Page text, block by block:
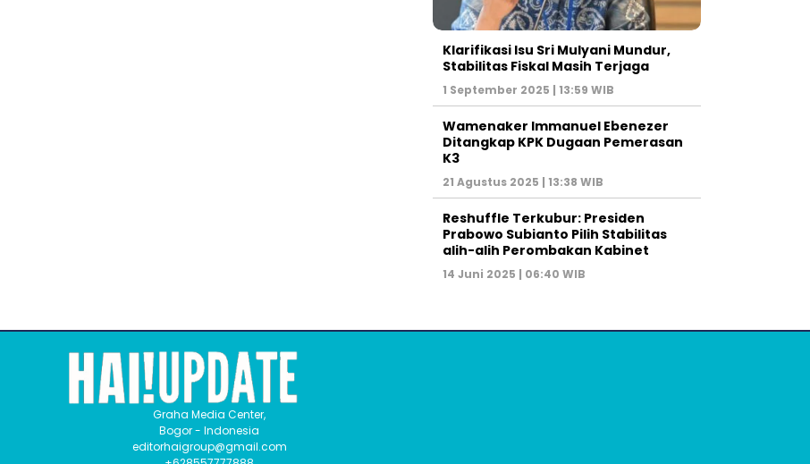
Klarifikasi Isu Sri Mulyani Mundur,
Stabilitas Fiskal Masih Terjaga
1 September 2025 | 13:59 WIB
Wamenaker Immanuel Ebenezer
Ditangkap KPK Dugaan Pemerasan
K3
21 Agustus 2025 | 13:38 WIB
Reshuffle Terkubur: Presiden
Prabowo Subianto Pilih Stabilitas
alih-alih Perombakan Kabinet
14 Juni 2025 | 06:40 WIB
Graha Media Center,
Bogor - Indonesia
editorhaigroup@gmail.com